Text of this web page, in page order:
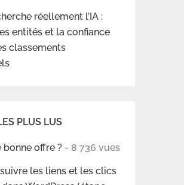
réellement l’IA :
entités et la confiance
classements
PLUS LUS
bonne offre ? - 8 736 vues
les liens et les clics